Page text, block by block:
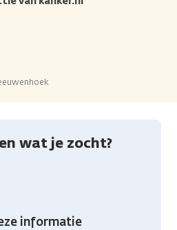
wat je zocht?
informatie